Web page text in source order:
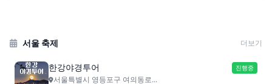
서울 축제 더보기
한강야경투어 진행중
서울특별시 영등포구 여의동로...